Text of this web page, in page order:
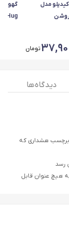
مدل
تومان
Hug
دیدگاه ها
هشداری که
رسد
هیچ عنوان قابل
نخی نرم و ضد
کند. این
در طول روز احساس